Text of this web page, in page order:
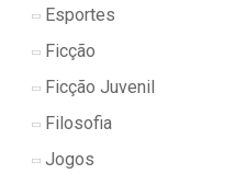
Esportes
Ficção
Ficção Juvenil
Filosofia
Jogos